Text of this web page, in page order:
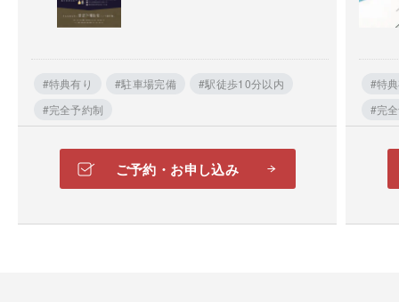
場合があります。
#特典有り #駐車場完備
#駅徒歩10分以内
#完全予約制
ご予約・お申し込み
#特
#完